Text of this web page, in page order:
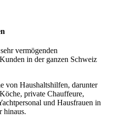
vermögenden
in der ganzen Schweiz
von Haushaltshilfen, darunter
private Chauffeure,
und Hausfrauen in
hinaus.